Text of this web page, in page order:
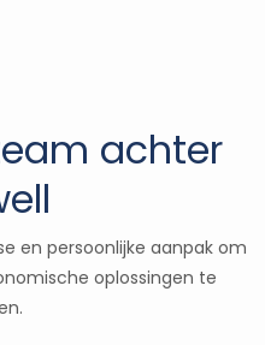
achter
en persoonlijke aanpak om
oplossingen te